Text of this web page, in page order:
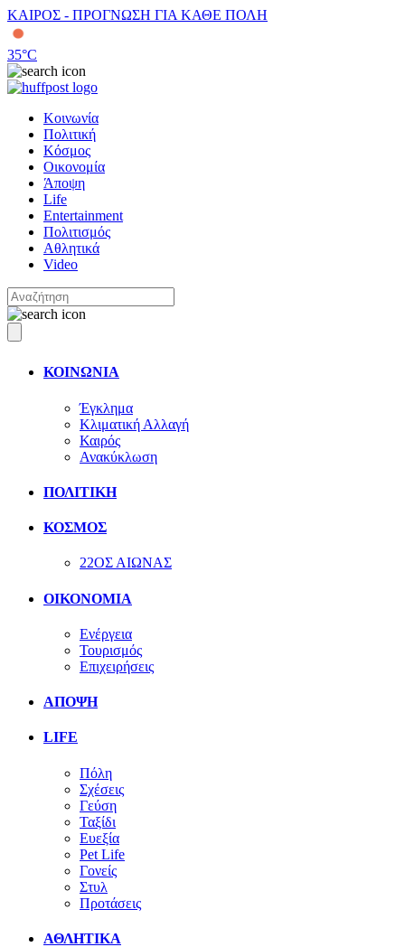
ΚΑΙΡΟΣ - ΠΡΟΓΝΩΣΗ ΓΙΑ ΚΑΘΕ ΠΟΛΗ
35°C
Κοινωνία
Πολιτική
Κόσμος
Οικονομία
Άποψη
Life
Entertainment
Πολιτισμός
Αθλητικά
Video
ΚΟΙΝΩΝΙΑ
Έγκλημα
Κλιματική Αλλαγή
Καιρός
Ανακύκλωση
ΠΟΛΙΤΙΚΗ
ΚΟΣΜΟΣ
22ΟΣ ΑΙΩΝΑΣ
ΟΙΚΟΝΟΜΙΑ
Ενέργεια
Τουρισμός
Επιχειρήσεις
ΑΠΟΨΗ
LIFE
Πόλη
Σχέσεις
Γεύση
Ταξίδι
Ευεξία
Pet Life
Γονείς
Στυλ
Προτάσεις
ΑΘΛΗΤΙΚΑ